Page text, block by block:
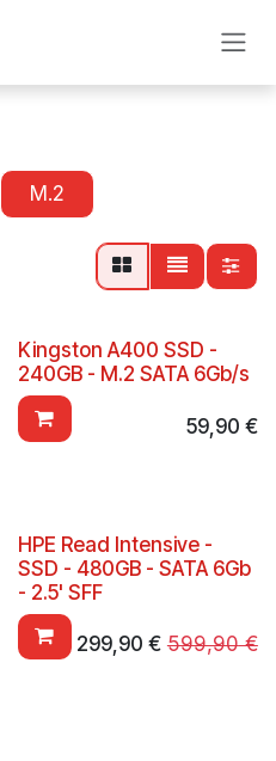
M.2
Kingston A400 SSD -
240GB - M.2 SATA 6Gb/s
59,90 €
HPE Read Intensive -
SSD - 480GB - SATA 6Gb
- 2.5' SFF
299,90 € 599,90€